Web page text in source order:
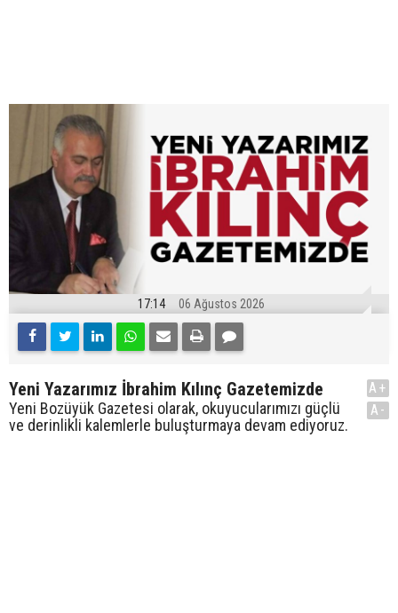
17:14 06 Ağustos 2026
Yeni Yazarımız İbrahim Kılınç Gazetemizde
Yeni Bozüyük Gazetesi olarak, okuyucularımızı güçlü
ve derinlikli kalemlerle buluşturmaya devam ediyoruz.
A+
A-